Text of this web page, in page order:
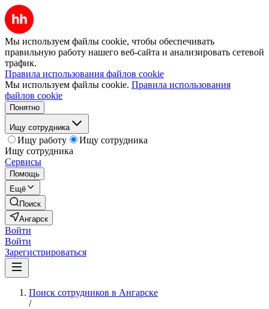
Мы используем файлы cookie, чтобы обеспечивать
правильную работу нашего веб-сайта и анализировать сетевой
трафик.
Правила использования файлов cookie
Мы используем файлы cookie. Правила использования
файлов cookie
Понятно
Ищу сотрудника
Ищу работу
Ищу сотрудника
Ищу сотрудника
Сервисы
Помощь
Ещё
Поиск
Ангарск
Войти
Войти
Зарегистрироваться
Поиск сотрудников в Ангарске
/